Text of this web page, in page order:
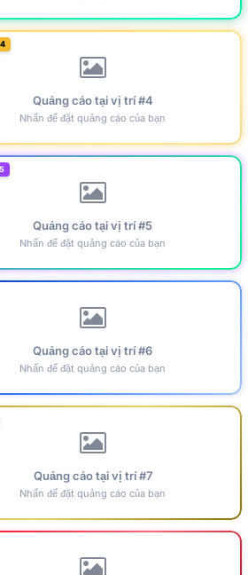
Quảng cáo tại vị trí #4
Nhấn để đặt quảng cáo của bạn
Quảng cáo tại vị trí #5
Nhấn để đặt quảng cáo của bạn
Quảng cáo tại vị trí #6
Nhấn để đặt quảng cáo của bạn
Quảng cáo tại vị trí #7
Nhấn để đặt quảng cáo của bạn